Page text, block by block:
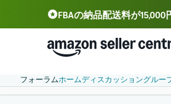
FBAの納品配送料が
中文 - CN Deutsch -
フォーラムホームディスカッショングルー